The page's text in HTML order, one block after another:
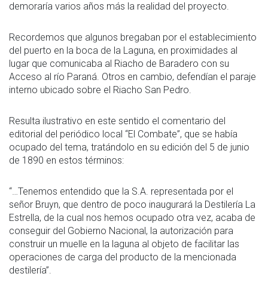
demoraría varios años más la realidad del proyecto.
Recordemos que algunos bregaban por el establecimiento
del puerto en la boca de la Laguna, en proximidades al
lugar que comunicaba al Riacho de Baradero con su
Acceso al río Paraná. Otros en cambio, defendían el paraje
interno ubicado sobre el Riacho San Pedro.
Resulta ilustrativo en este sentido el comentario del
editorial del periódico local “El Combate”, que se había
ocupado del tema, tratándolo en su edición del 5 de junio
de 1890 en estos términos:
“…Tenemos entendido que la S.A. representada por el
señor Bruyn, que dentro de poco inaugurará la Destilería La
Estrella, de la cual nos hemos ocupado otra vez, acaba de
conseguir del Gobierno Nacional, la autorización para
construir un muelle en la laguna al objeto de facilitar las
operaciones de carga del producto de la mencionada
destilería”.